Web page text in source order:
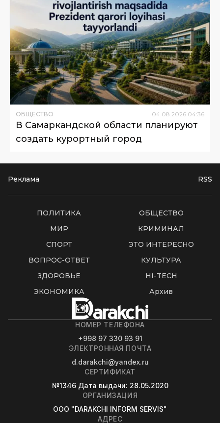
ОБЩЕСТВО 04.08.2026 04:36
В Самаркандской области планируют
создать курортный город
Реклама RSS
ПОЛИТИКА
ОБЩЕСТВО
МИР
КРИМИНАЛ
СПОРТ
ЭТО ИНТЕРЕСНО
ВОПРОС-ОТВЕТ
КУЛЬТУРА
ЗДОРОВЬЕ
HI-TECH
ЭКОНОМИКА
Архив
НОМЕР ТЕЛЕФОНА
+998 97 330 93 91
ЭЛЕКТРОННАЯ ПОЧТА
d.darakchi@yandex.ru
СЕРТИФИКАТ
№1346 Дата выдачи: 28.05.2020
ОРГАНИЗАЦИЯ
OOO "DARAKCHI INFORM SERVIS"
АДРЕС